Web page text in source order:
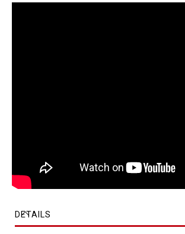
DETAILS